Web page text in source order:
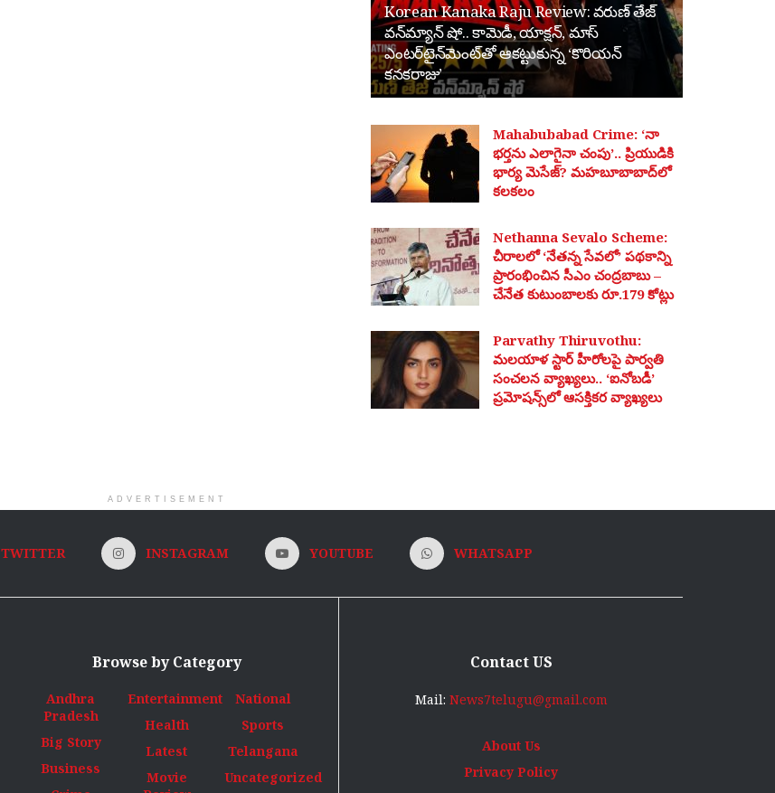
Korean Kanaka Raju Review: వరుణ్ తేజ్
వన్‌మ్యాన్ షో.. కామెడీ, యాక్షన్, మాస్
ఎంటర్‌టైన్‌మెంట్‌తో ఆకట్టుకున్న ‘కొరియన్
కనకరాజు’
Mahabubabad Crime: ‘నా
భర్తను ఎలాగైనా చంపు’.. ప్రియుడికి
భార్య మెసేజ్? మహబూబాబాద్‌లో
కలకలం
Nethanna Sevalo Scheme:
చీరాలలో ‘నేతన్న సేవలో’ పథకాన్ని
ప్రారంభించిన సీఎం చంద్రబాబు –
చేనేత కుటుంబాలకు రూ.179 కోట్లు
Parvathy Thiruvothu:
మలయాళ స్టార్ హీరోలపై పార్వతి
సంచలన వ్యాఖ్యలు.. ‘ఐనోబడీ’
ప్రమోషన్స్‌లో ఆసక్తికర వ్యాఖ్యలు
ADVERTISEMENT
TWITTER INSTAGRAM YOUTUBE WHATSAPP
Browse by Category
Andhra
Pradesh
Big Story
Business
Entertainment
Health
Latest
Movie
National
Sports
Telangana
Uncategorized
Contact US
Mail: News7telugu@gmail.com
About Us
Privacy Policy